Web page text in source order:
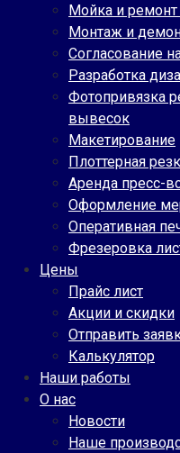
Мойка и
Монтаж и
Согласование
Разработка
Фотопривязка
вывесок
Макетирование
Плоттерная
Аренда пресс-
Оформление
Оперативная
Фрезеровка
Цены
Прайс лист
Акции и скидки
Отправить
Калькулятор
Наши работы
О нас
Новости
Наше